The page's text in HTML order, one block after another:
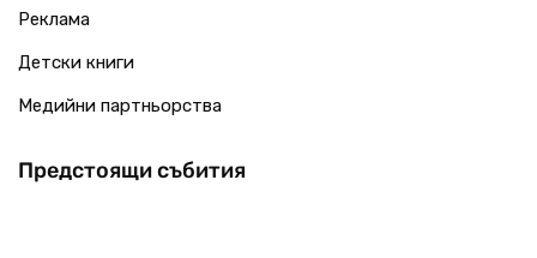
Реклама
Детски книги
Медийни партньорства
Предстоящи събития